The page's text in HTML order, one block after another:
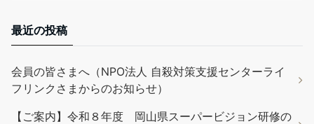
最近の投稿
会員の皆さまへ（NPO法人 自殺対策支援センターライ
フリンクさまからのお知らせ）
【ご案内】令和８年度 岡山県スーパービジョン研修の